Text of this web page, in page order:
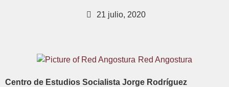
21 julio, 2020
Red Angostura
Centro de Estudios Socialista Jorge Rodríguez